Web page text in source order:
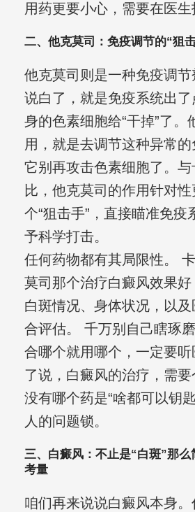
用药更要小心，需要在医生
二、他克莫司：免疫调节的“狙
他克莫司则是一种免疫调节
说白了，就是免疫系统出了
身的色素细胞给“干掉”了。
用，就是去调节这种异常
它别再攻击色素细胞了。与
比，他克莫司的作用针对
个“狙击手”，直接瞄准免疫
予科学打击。
任何药物都有其局限性。
莫司那个治疗白癜风效果
白斑情况、身体状况，以
合评估。 千万别自己瞎琢
合哪个就用哪个，一定要
了说，白癜风的治疗，需要
没有哪个药是“啥都可以钥
人的问题锁。
三、白癜风：不止是“白斑”那
考量
咱们再来说说白癜风本身。